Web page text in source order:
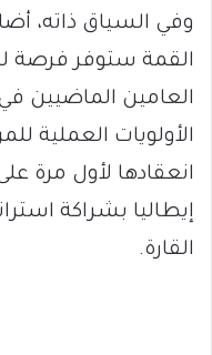
وفي السياق ذاته،
القمة ستوفر فرصة
العامين الماضيين
الأولويات العملية
انعقادها لأول مرة
إيطاليا بشراكة
القارة.